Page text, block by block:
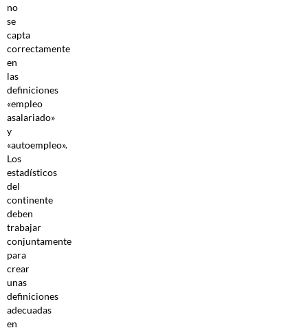
no
se
capta
correctamente
en
las
definiciones
«empleo
asalariado»
y
«autoempleo».
Los
estadísticos
del
continente
deben
trabajar
conjuntamente
para
crear
unas
definiciones
adecuadas
en